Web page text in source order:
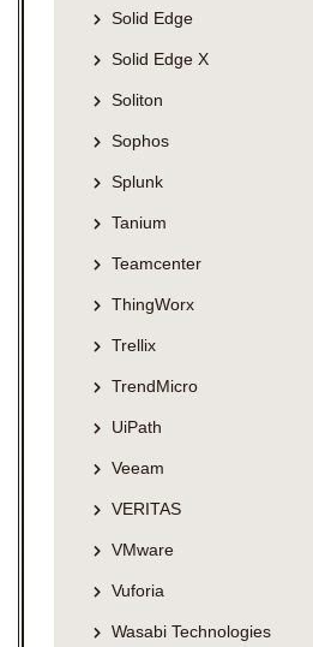
Solid Edge
Solid Edge X
Soliton
Sophos
Splunk
Tanium
Teamcenter
ThingWorx
Trellix
TrendMicro
UiPath
Veeam
VERITAS
VMware
Vuforia
Wasabi Technologies